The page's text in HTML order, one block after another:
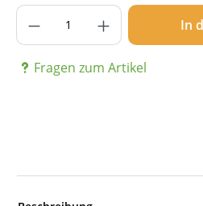
Produkt Anzahl: GibIn
Fragen zum Artikel